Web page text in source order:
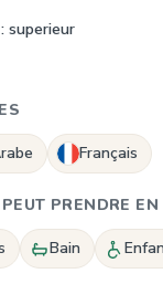
superieur
Français
PRENDRE
Bain